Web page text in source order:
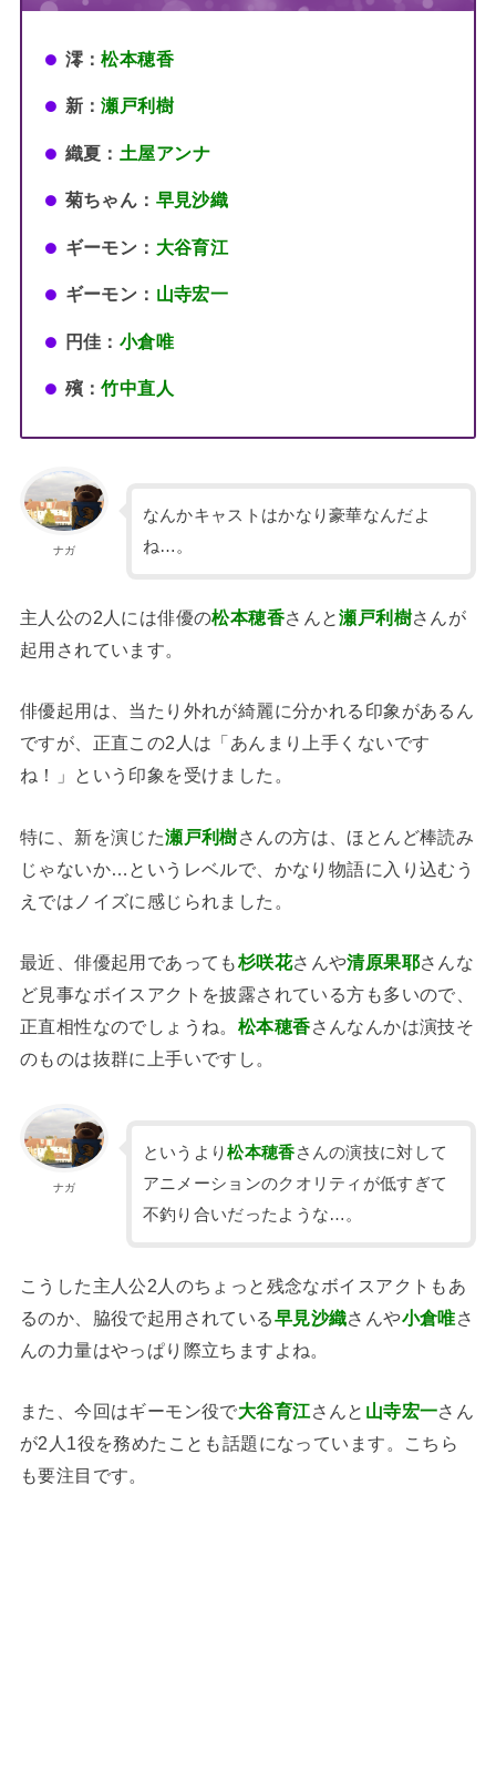
澪：松本穂香
新：瀬戸利樹
織夏： 土屋アンナ
菊ちゃん： 早見沙織
ギーモン： 大谷育江
ギーモン： 山寺宏一
円佳： 小倉唯
殯：竹中直人
ナガ
なんかキャストはかなり豪華なんだよ
ね…。
主人公の2人には俳優の松本穂香さんと瀬戸利樹さんが
起用されています。
俳優起用は、当たり外れが綺麗に分かれる印象があるん
ですが、正直この2人は「あんまり上手くないです
ね！」という印象を受けました。
特に、新を演じた瀬戸利樹さんの方は、ほとんど棒読み
じゃないか…というレベルで、かなり物語に入り込むう
えではノイズに感じられました。
最近、俳優起用であっても杉咲花さんや清原果耶さんな
ど見事なボイスアクトを披露されている方も多いので、
正直相性なのでしょうね。 松本穂香さんなんかは演技そ
のものは抜群に上手いですし。
ナガ
というより松本穂香さんの演技に対して
アニメーションのクオリティが低すぎて
不釣り合いだったような…。
こうした主人公2人のちょっと残念なボイスアクトもあ
るのか、脇役で起用されている早見沙織さんや小倉唯さ
んの力量はやっぱり際立ちますよね。
また、今回はギーモン役で大谷育江さんと 山寺宏一さん
が2人1役を務めたことも話題になっています。こちら
も要注目です。